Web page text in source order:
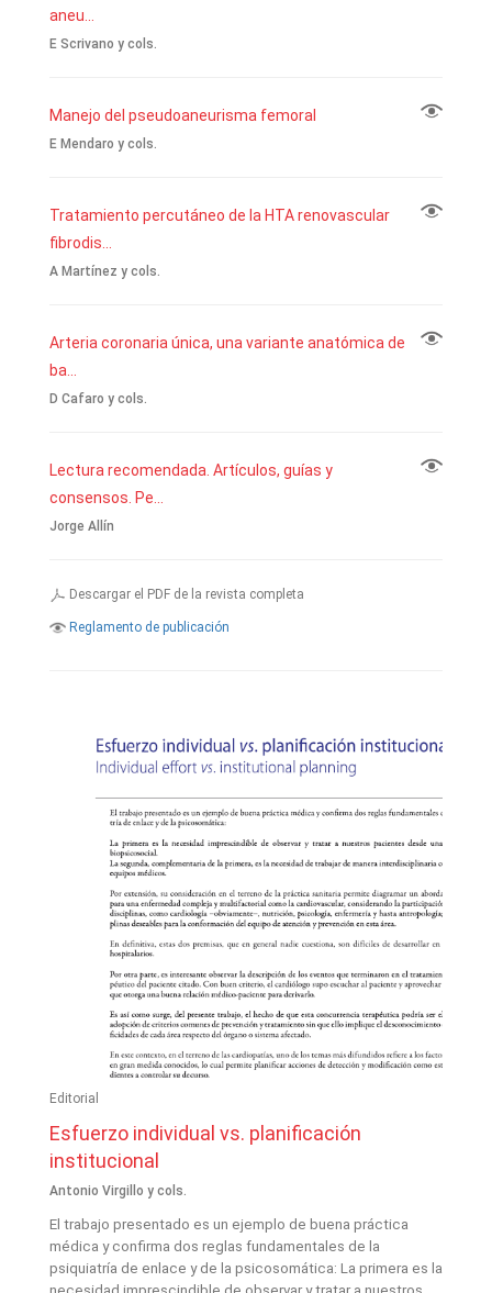
aneu...
E Scrivano y cols.
Manejo del pseudoaneurisma femoral
E Mendaro y cols.
Tratamiento percutáneo de la HTA renovascular
fibrodis...
A Martínez y cols.
Arteria coronaria única, una variante anatómica de
ba...
D Cafaro y cols.
Lectura recomendada. Artículos, guías y
consensos. Pe...
Jorge Allín
Descargar el PDF de la revista completa
Reglamento de publicación
Editorial
Esfuerzo individual vs. planificación
institucional
Antonio Virgillo y cols.
El trabajo presentado es un ejemplo de buena práctica
médica y confirma dos reglas fundamentales de la
psiquiatría de enlace y de la psicosomática: La primera es la